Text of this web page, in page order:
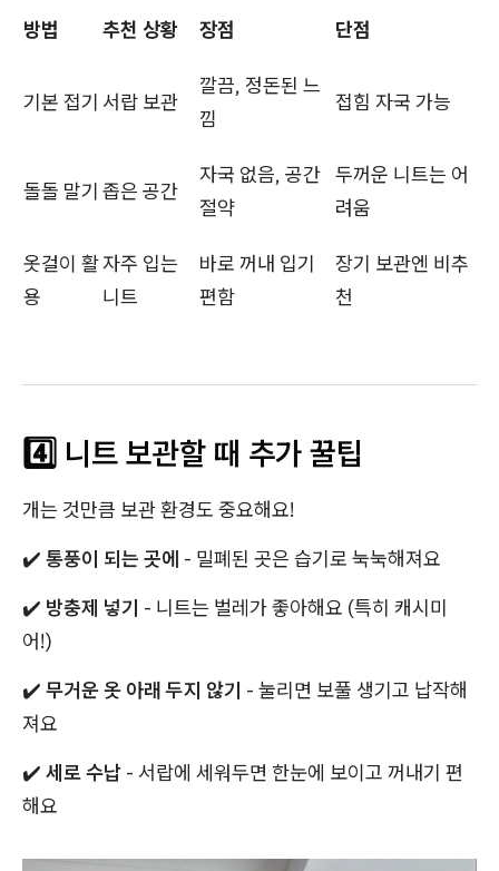
방법 추천 상황 장점 단점
기본 접기 서랍 보관
깔끔, 정돈된 느
낌
접힘 자국 가능
돌돌 말기 좁은 공간
자국 없음, 공간
절약
두꺼운 니트는 어
려움
옷걸이 활
용
자주 입는
니트
바로 꺼내 입기
편함
장기 보관엔 비추
천
4️⃣ 니트 보관할 때 추가 꿀팁
개는 것만큼 보관 환경도 중요해요!
✔️ 통풍이 되는 곳에 - 밀폐된 곳은 습기로 눅눅해져요
✔️ 방충제 넣기 - 니트는 벌레가 좋아해요 (특히 캐시미
어!)
✔️ 무거운 옷 아래 두지 않기 - 눌리면 보풀 생기고 납작해
져요
✔️ 세로 수납 - 서랍에 세워두면 한눈에 보이고 꺼내기 편
해요